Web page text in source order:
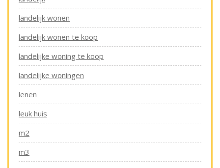
landelijk wonen
landelijk wonen te koop
landelijke woning te koop
landelijke woningen
lenen
leuk huis
m2
m3